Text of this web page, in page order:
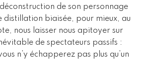
de son personnage
distillation biaisée, pour mieux, au
nous laisser nous apitoyer sur
de spectateurs passifs :
n’y échapperez pas plus qu’un